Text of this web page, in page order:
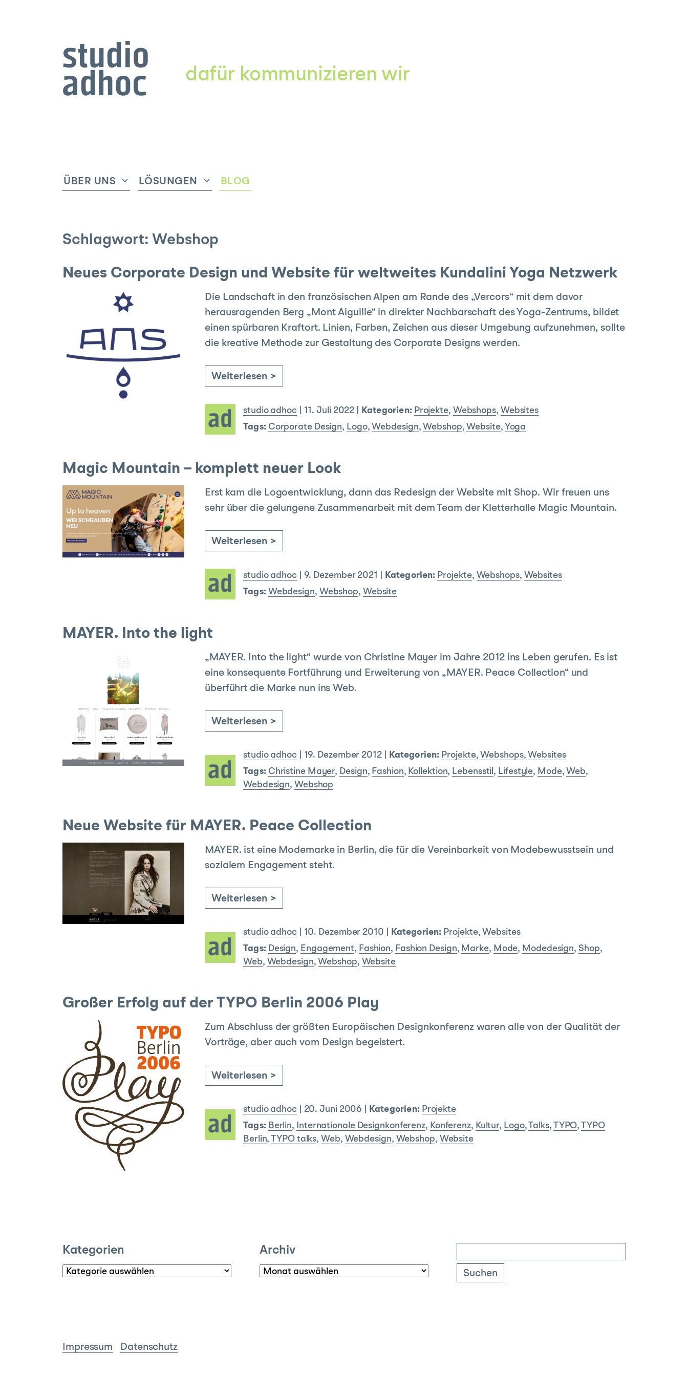
dafür kommunizieren wir
ÜBER UNS
Untermenü
LÖSUNGEN
Untermenü
BLOG
Schlagwort: Webshop
Neues Corporate Design und Website für weltweites Kundalini Yoga Netzwerk
Die Landschaft in den französischen Alpen am Rande des „Vercors“ mit dem davor
herausragenden Berg „Mont Aiguille“ in direkter Nachbarschaft des Yoga-Zentrums, bildet
einen spürbaren Kraftort. Linien, Farben, Zeichen aus dieser Umgebung aufzunehmen, sollte
die kreative Methode zur Gestaltung des Corporate Designs werden.
Weiterlesen >
studio adhoc 11. Juli 2022 Kategorien: Projekte, Webshops, Websites
Tags: Corporate Design, Logo, Webdesign, Webshop, Website, Yoga
Magic Mountain – komplett neuer Look
Erst kam die Logoentwicklung, dann das Redesign der Website mit Shop. Wir freuen uns
sehr über die gelungene Zusammenarbeit mit dem Team der Kletterhalle Magic Mountain.
Weiterlesen >
studio adhoc 9. Dezember 2021 Kategorien: Projekte, Webshops, Websites
Tags: Webdesign, Webshop, Website
MAYER. Into the light
„MAYER. Into the light“ wurde von Christine Mayer im Jahre 2012 ins Leben gerufen. Es ist
eine konsequente Fortführung und Erweiterung von „MAYER. Peace Collection“ und
überführt die Marke nun ins Web.
Weiterlesen >
studio adhoc 19. Dezember 2012| Kategorien: Projekte, Webshops, Websites
Tags: Christine Mayer, Design, Fashion, Kollektion, Lebensstil , Lifestyle, Mode, Web,
Webdesign, Webshop
Neue Website für MAYER. Peace Collection
MAYER. ist eine Modemarke in Berlin, die für die Vereinbarkeit von Modebewusstsein und
sozialem Engagement steht.
Weiterlesen >
studio adhoc 10. Dezember 2010 Kategorien: Projekte, Websites
Tags: Design, Engagement, Fashion, Fashion Design, Marke, Mode, Modedesign, Shop,
Web, Webdesign, Webshop, Website
Großer Erfolg auf der TYPO Berlin 2006 Play
Zum Abschluss der größten Europäischen Designkonferenz waren alle von der Qualität der
Vorträge, aber auch vom Design begeistert.
Weiterlesen >
studio adhoc 20. Juni 2006 Kategorien: Projekte
Tags: Berlin, Internationale Designkonferenz, Konferenz, Kultur, Logo, Talks, TYPO,
TYPO
Berlin, TYPO talks, Web, Webdesign, Webshop, Website
Kategorien
Kategorien
Archiv
Archiv
nach:
Impressum Datenschutz